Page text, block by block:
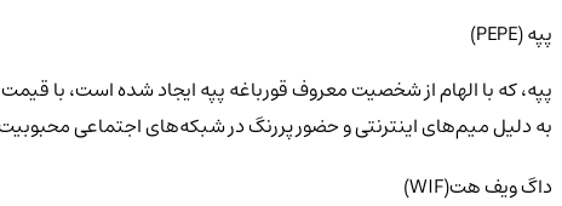
پپه (PEPE)
پپه، که با الهام از شخصیت معروف قورباغه پپه ایجاد شده است، با
به دلیل میم‌های اینترنتی و حضور پررنگ در شبکه‌های اجتماعی
داگ ویف هت(WIF)